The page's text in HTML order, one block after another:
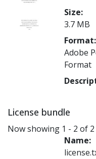
Size:
3.7 MB
Format:
Adobe
Format
License bundle
Now showing 1 - 2 of 2
Name: